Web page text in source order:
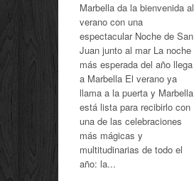
Marbella da la bienvenida al
verano con una
espectacular Noche de San
Juan junto al mar La noche
más esperada del año llega
a Marbella El verano ya
llama a la puerta y Marbella
está lista para recibirlo con
una de las celebraciones
más mágicas y
multitudinarias de todo el
año: la...